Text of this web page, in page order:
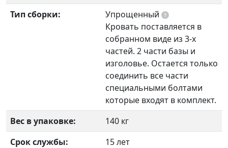
Тип сборки: Упрощенный ?
Кровать поставляется в
собранном виде из 3-х
частей. 2 части базы и
изголовье. Остается только
соединить все части
специальными болтами
которые входят в комплект.
Вес в упаковке:
140 кг
Срок службы:
15 лет